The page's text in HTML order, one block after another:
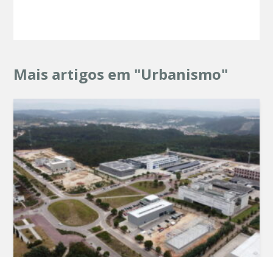
Mais artigos em "Urbanismo"